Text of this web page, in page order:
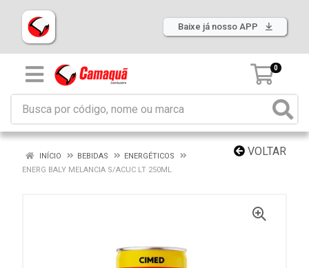
Baixe já nosso APP
0
VOLTAR
INÍCIO BEBIDAS
ENERGÉTICOS
ENERG BALY MELANCIA S/ACUC LT 250ML